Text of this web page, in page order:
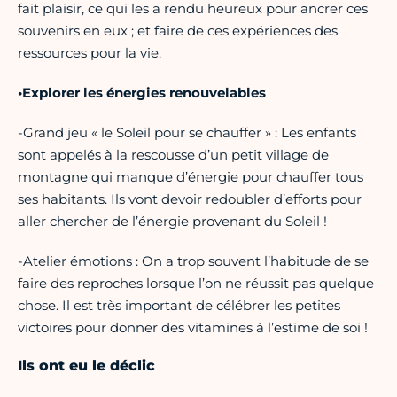
fait plaisir, ce qui les a rendu heureux pour ancrer ces
souvenirs en eux ; et faire de ces expériences des
ressources pour la vie.
•Explorer les énergies renouvelables
-Grand jeu « le Soleil pour se chauffer » : Les enfants
sont appelés à la rescousse d’un petit village de
montagne qui manque d’énergie pour chauffer tous
ses habitants. Ils vont devoir redoubler d’efforts pour
aller chercher de l’énergie provenant du Soleil !
-Atelier émotions : On a trop souvent l’habitude de se
faire des reproches lorsque l’on ne réussit pas quelque
chose. Il est très important de célébrer les petites
victoires pour donner des vitamines à l’estime de soi !
Ils ont eu le déclic